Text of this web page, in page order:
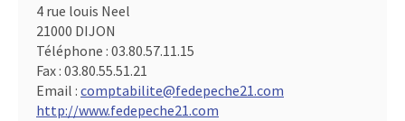
4 rue louis Neel
21000 DIJON
Téléphone : 03.80.57.11.15
Fax : 03.80.55.51.21
Email : comptabilite@fedepeche21.com
http://www.fedepeche21.com